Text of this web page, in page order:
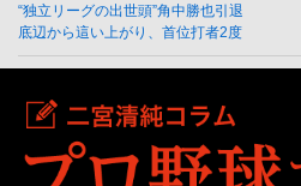
“独立リーグの出世頭”角中勝也引退
底辺から這い上がり、首位打者2度